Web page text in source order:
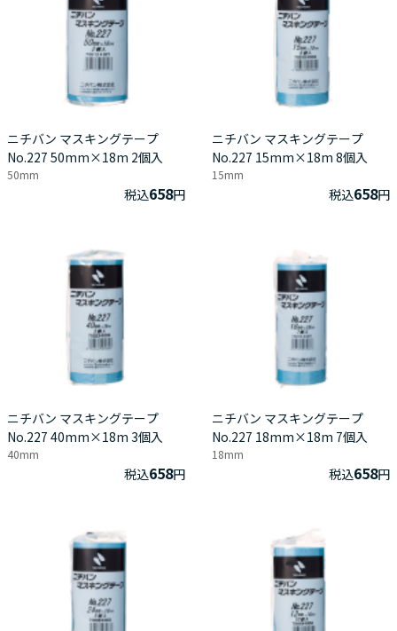
ニチバン マスキングテープ
No.227 50mm×18m 2個入
50mm
税込658円
ニチバン マスキングテープ
No.227 15mm×18m 8個入
15mm
税込658円
ニチバン マスキングテープ
No.227 40mm×18m 3個入
40mm
税込658円
ニチバン マスキングテープ
No.227 18mm×18m 7個入
18mm
税込658円